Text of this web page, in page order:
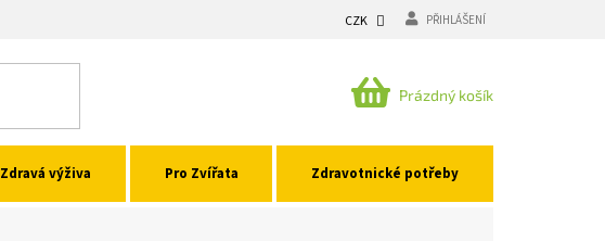
CZK PŘIHLÁŠENÍ
NÁKUPNÍ
Prázdný košík
Zdravá výživa Pro Zvířata Zdravotnické potřeby